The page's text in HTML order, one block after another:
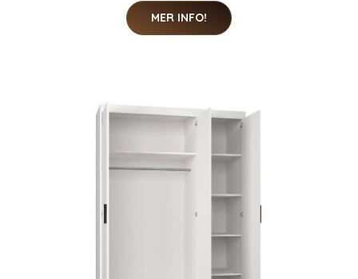
MER INFO!